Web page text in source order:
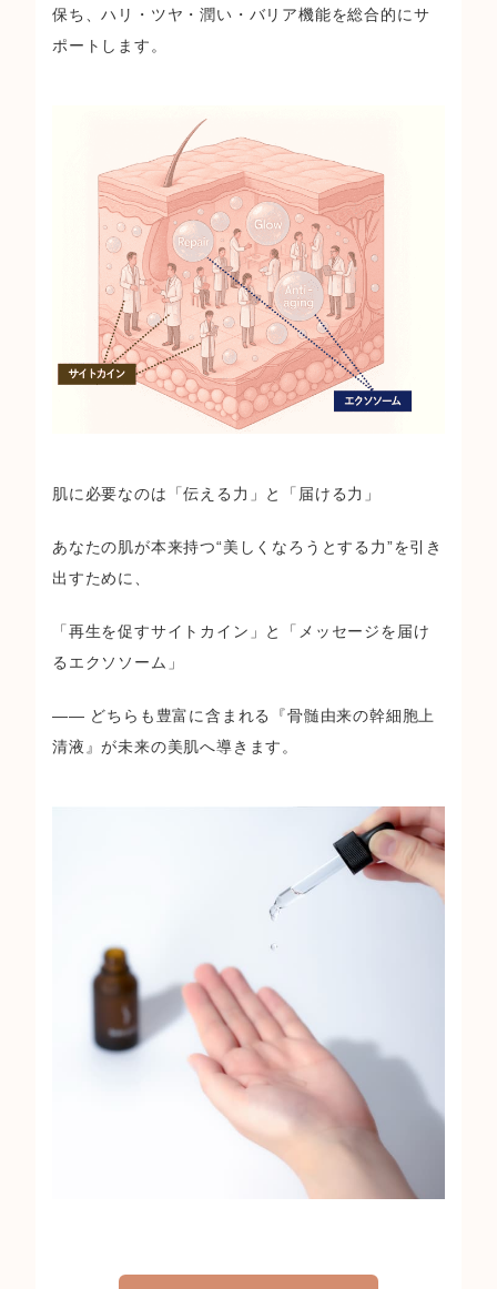
保ち、ハリ・ツヤ・潤い・バリア機能を総合的にサ
ポートします。
肌に必要なのは「伝える力」と「届ける力」
あなたの肌が本来持つ“美しくなろうとする力”を引き
出すために、
「再生を促すサイトカイン」と「メッセージを届け
るエクソソーム」
―― どちらも豊富に含まれる『骨髄由来の幹細胞上
清液』が未来の美肌へ導きます。